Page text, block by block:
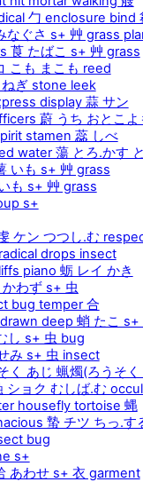
勹 enclosure bind
なぐさ s+ 艸 grass
莨 たばこ s+ 艸 grass
こも まこも reed
ぎ stone leek
display 蒜 サン
蔚 うち おとこよ
stamen 蕊 しべ
water 蕩 とろ.かす
いも s+ 艸 grass
も s+ 艸 grass
s+
ケン つつし.む
drops insect
piano 蛎 レイ かき
わず s+ 虫
bug temper 合
deep 蛸 たこ s+
し s+ 虫 bug
み s+ 虫 insect
く あじ 蝋燭(ろうそ
ショク むしば.む
housefly tortoise 蝿
蟄 チツ ちっ.す
bug
s+
あわせ s+ 衣 garment